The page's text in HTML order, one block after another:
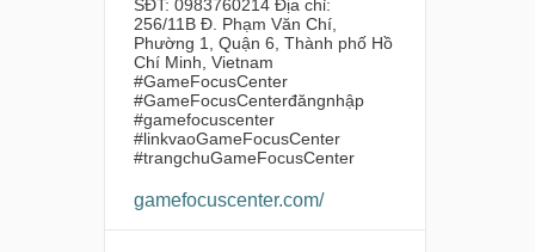
SĐT: 0983760214 Địa chỉ:
256/11B Đ. Phạm Văn Chí,
Phường 1, Quận 6, Thành phố Hồ
Chí Minh, Vietnam
#GameFocusCenter
#GameFocusCenterđăngnhập
#gamefocuscenter
#linkvaoGameFocusCenter
#trangchuGameFocusCenter
gamefocuscenter.com/